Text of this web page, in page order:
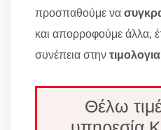
προσπαθούμε να
και απορροφούμε άλλα,
συνέπεια στην
Θέλω